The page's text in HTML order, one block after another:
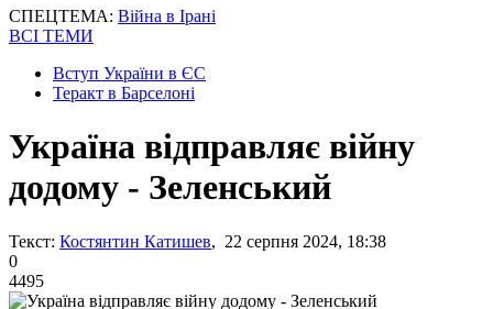
СПЕЦТЕМА: Війна в Ірані
ВСІ ТЕМИ
Вступ України в ЄС
Теракт в Барселоні
Україна відправляє війну
додому - Зеленський
Текст: Костянтин Катишев, 22 серпня 2024, 18:38
0
4495